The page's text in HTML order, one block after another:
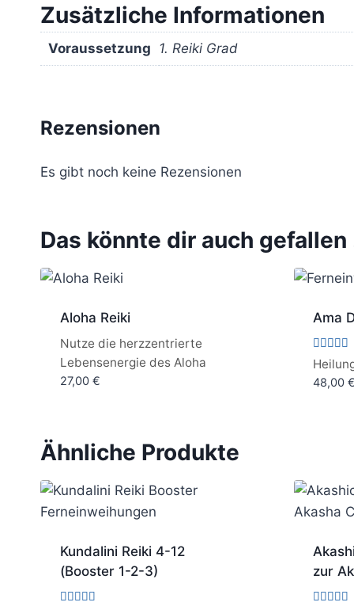
Zusätzliche Informationen
Voraussetzung 1. Reiki Grad
Rezensionen
Es gibt noch keine Rezensionen
Das könnte dir auch
Aloha Reiki
Nutze die herzzentrierte
Lebensenergie des Aloha
27,00 €
Ama
Bewertet
mit
5.00
48,00
Ähnliche Produkte
Kundalini Reiki 4-12
(Booster 1-2-3)
zur